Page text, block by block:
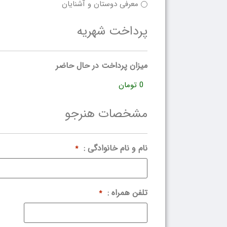
معرفی دوستان و آشنایان
پرداخت شهریه
میزان پرداخت در حال حاضر
مشخصات هنرجو
نام و نام خانوادگی : *
تلفن همراه : *